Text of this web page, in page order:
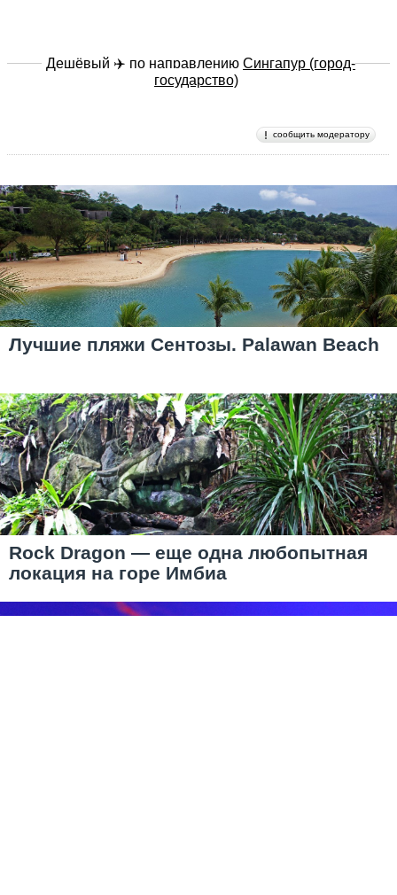
Дешёвый ✈️ по направлению Сингапур (город-
государство)
сообщить модератору
Лучшие пляжи Сентозы. Palawan Beach
Rоck Dragon — еще одна любопытная
локация на горе Имбиа